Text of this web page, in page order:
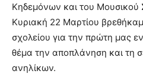
Κηδεμόνων και του Μουσικού
Κυριακή 22 Μαρτίου
σχολείου για την πρώτη μας
θέμα την αποπλάνηση και τη
ανηλίκων.